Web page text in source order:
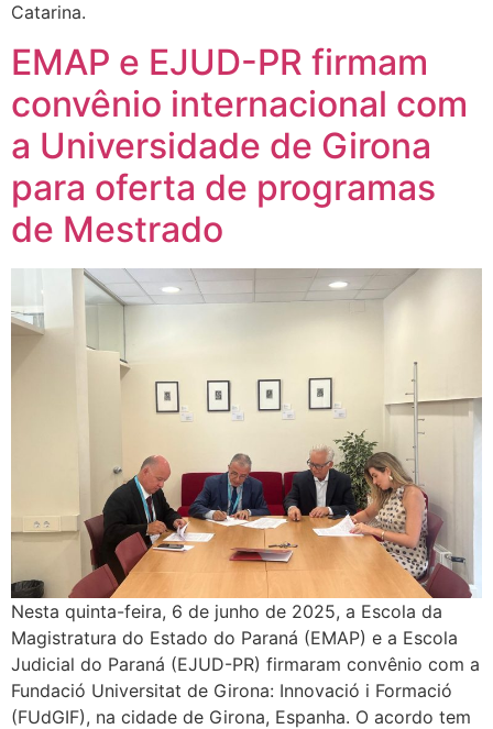
Catarina.
EMAP e EJUD-PR firmam
convênio internacional com
a Universidade de Girona
para oferta de programas
de Mestrado
Nesta quinta-feira, 6 de junho de 2025, a Escola da
Magistratura do Estado do Paraná (EMAP) e a Escola
Judicial do Paraná (EJUD-PR) firmaram convênio com a
Fundació Universitat de Girona: Innovació i Formació
(FUdGIF), na cidade de Girona, Espanha. O acordo tem